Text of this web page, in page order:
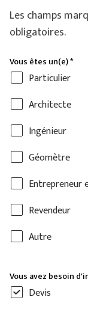
Les champs
obligatoires.
Vous êtes un(e)*
Particulier
Architecte
Ingénieur
Géomètre
Entrepreneur
Revendeur
Autre
Vous avez besoin
Devis